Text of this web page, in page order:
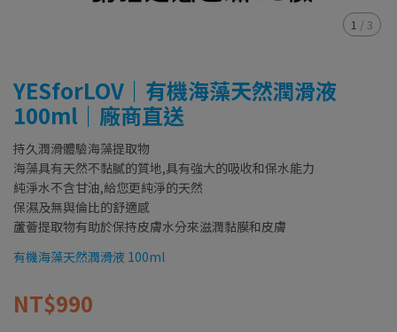
1 / 3
YESforLOV｜有機海藻天然潤滑液
100ml｜廠商直送
持久潤滑體驗海藻提取物
海藻具有天然不黏膩的質地,具有強大的吸收和保水能力
純淨水不含甘油,給您更純淨的天然
保濕及無與倫比的舒適感
蘆薈提取物有助於保持皮膚水分來滋潤黏膜和皮膚
有機海藻天然潤滑液 100ml
NT$990